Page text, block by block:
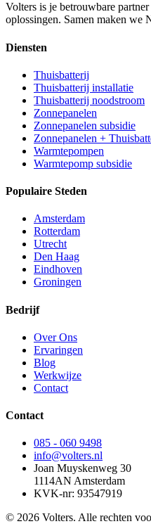
Volters is je betrouwbare
oplossingen. Samen maken we
Diensten
Thuisbatterij
Thuisbatterij installatie
Thuisbatterij noodstroom
Zonnepanelen
Zonnepanelen subsidie
Zonnepanelen +
Warmtepompen
Warmtepomp subsidie
Populaire Steden
Amsterdam
Rotterdam
Utrecht
Den Haag
Eindhoven
Groningen
Bedrijf
Over Ons
Ervaringen
Blog
Werkwijze
Contact
Contact
085 - 060 9498
info@volters.nl
Joan Muyskenweg 30
1114AN Amsterdam
KVK-nr: 93547919
© 2026 Volters. Alle rechten